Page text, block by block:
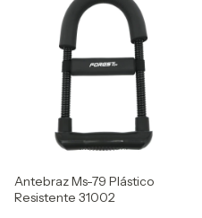
Antebraz Ms-79 Plástico
Resistente 31002